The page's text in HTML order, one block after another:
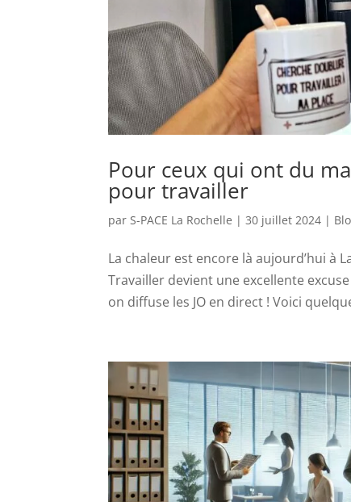
Pour ceux qui ont du
pour travailler
par S-PACE La Rochelle |30 juillet 2024 |
La chaleur est encore là aujourd’hui à
Travailler devient une excellente
on diffuse les JO en direct ! Voici